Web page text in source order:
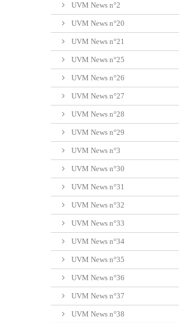
UVM News n°2
UVM News n°20
UVM News n°21
UVM News n°25
UVM News n°26
UVM News n°27
UVM News n°28
UVM News n°29
UVM News n°3
UVM News n°30
UVM News n°31
UVM News n°32
UVM News n°33
UVM News n°34
UVM News n°35
UVM News n°36
UVM News n°37
UVM News n°38